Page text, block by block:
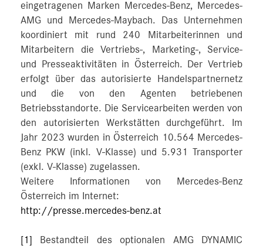
eingetragenen Marken Mercedes-Benz, Mercedes-
AMG und Mercedes-Maybach. Das Unternehmen
koordiniert mit rund 240 Mitarbeiterinnen und
Mitarbeitern die Vertriebs-, Marketing-, Service-
und Presseaktivitäten in Österreich. Der Vertrieb
erfolgt über das autorisierte Handelspartnernetz
und die von den Agenten betriebenen
Betriebsstandorte. Die Servicearbeiten werden von
den autorisierten Werkstätten durchgeführt. Im
Jahr 2023 wurden in Österreich 10.564 Mercedes-
Benz PKW (inkl. V-Klasse) und 5.931 Transporter
(exkl. V-Klasse) zugelassen.
Weitere Informationen von Mercedes-Benz
Österreich im Internet:
http://presse.mercedes-benz.at
[1]
Bestandteil des optionalen AMG DYNAMIC